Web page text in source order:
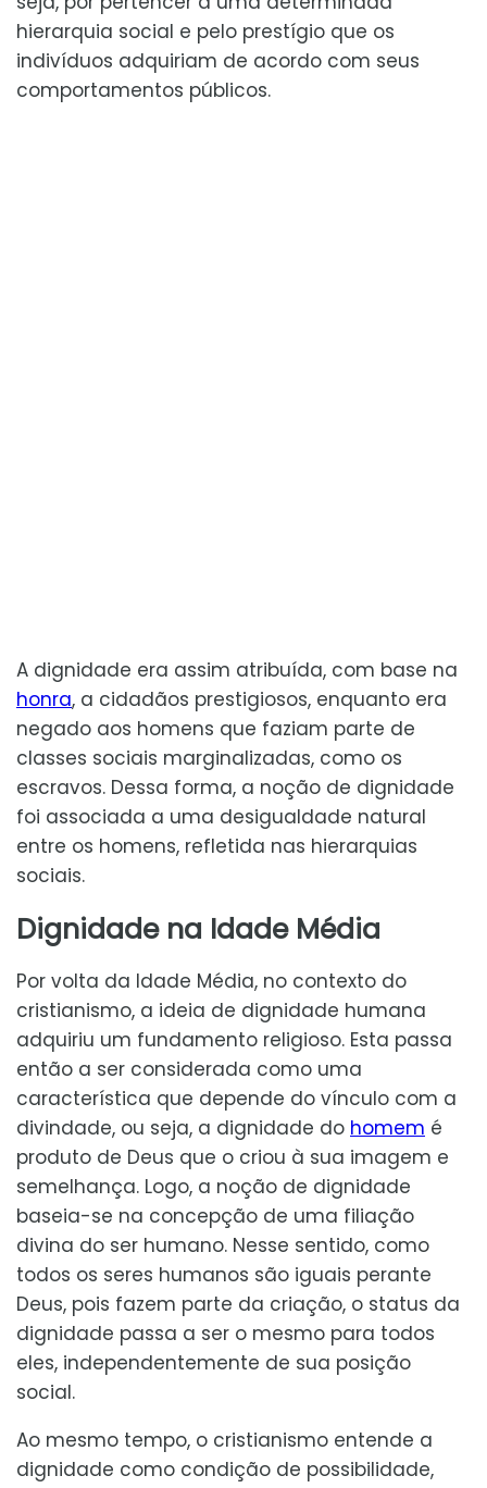
hierarquia social e pelo prestígio que os
indivíduos adquiriam de acordo com seus
comportamentos públicos.
A dignidade era assim atribuída, com base na
honra, a cidadãos prestigiosos, enquanto era
negado aos homens que faziam parte de
classes sociais marginalizadas, como os
escravos. Dessa forma, a noção de dignidade
foi associada a uma desigualdade natural
entre os homens, refletida nas hierarquias
sociais.
Dignidade na Idade Média
Por volta da Idade Média, no contexto do
cristianismo, a ideia de dignidade humana
adquiriu um fundamento religioso. Esta passa
então a ser considerada como uma
característica que depende do vínculo com a
divindade, ou seja, a dignidade do homem é
produto de Deus que o criou à sua imagem e
semelhança. Logo, a noção de dignidade
baseia-se na concepção de uma filiação
divina do ser humano. Nesse sentido, como
todos os seres humanos são iguais perante
Deus, pois fazem parte da criação, o status da
dignidade passa a ser o mesmo para todos
eles, independentemente de sua posição
social.
Ao mesmo tempo, o cristianismo entende a
dignidade como condição de possibilidade,